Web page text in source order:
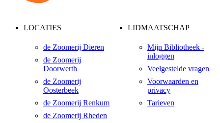
LOCATIES
de Zoomerij Dieren
de Zoomerij
Doorwerth
de Zoomerij
Oosterbeek
de Zoomerij Renkum
de Zoomerij Rheden
LIDMAATSCHAP
Mijn Bibliotheek -
inloggen
Veelgestelde vragen
Voorwaarden en
privacy
Tarieven